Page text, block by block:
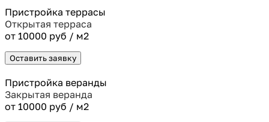
Пристройка террасы
Открытая терраса
от 10000 руб / м2
Оставить заявку
Пристройка веранды
Закрытая веранда
от 10000 руб / м2